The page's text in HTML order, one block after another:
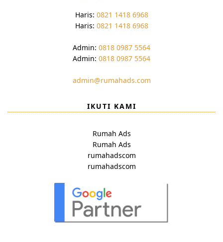
Haris: 0821 1418 6968
Haris: 0821 1418 6968
Admin: 0818 0987 5564
Admin: 0818 0987 5564
admin@rumahads.com
IKUTI KAMI
Rumah Ads
Rumah Ads
rumahadscom
rumahadscom